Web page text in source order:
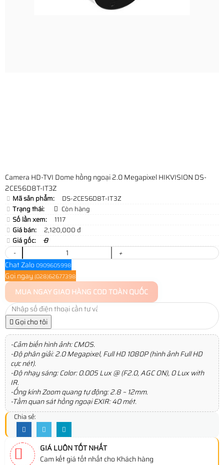
Camera HD-TVI Dome hồng ngoại 2.0 Megapixel HIKVISION DS-
2CE56D8T-IT3Z
Mã sản phẩm:
DS-2CE56D8T-IT3Z
Trạng thái:
Còn hàng
Số lần xem:
1117
Giá bán:
2,120,000 đ
Giá gốc:
0
-
+
Chat Zalo 0909605998
Gọi ngay (028)62677398
MUA NGAYGIAO HÀNG COD TOÀN QUỐC
Gọi cho tôi
-Cảm biến hình ảnh: CMOS.
-Độ phân giải: 2.0 Megapixel, Full HD 1080P (hình ảnh Full HD
cực nét).
-Độ nhạy sáng: Color: 0.005 Lux @ (F2.0, AGC ON), 0 Lux with
IR.
-Ống kính Zoom quang tự động: 2.8 ~ 12mm.
-Tầm quan sát hồng ngoại EXIR: 40 mét.
Chia sẻ:
GIÁ LUÔN TỐT NHẤT
Cam kết giá tốt nhất cho Khách hàng